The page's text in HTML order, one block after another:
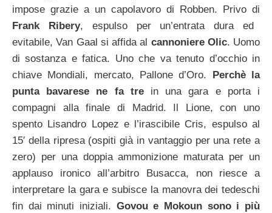
impose grazie a un capolavoro di Robben. Privo di
Frank Ribery, espulso per un’entrata dura ed
evitabile, Van Gaal si affida al cannoniere Olic. Uomo
di sostanza e fatica. Uno che va tenuto d’occhio in
chiave Mondiali, mercato, Pallone d’Oro. Perchè la
punta bavarese ne fa trein una gara e porta i
compagni alla finale di Madrid. Il Lione, con uno
spento Lisandro Lopez e l’irascibile Cris, espulso al
15′ della ripresa (ospiti già in vantaggio per una rete a
zero) per una doppia ammonizione maturata per un
applauso ironico all’arbitro Busacca, non riesce a
interpretare la gara e subisce la manovra dei tedeschi
fin dai minuti iniziali. Govou e Mokoun sono i più